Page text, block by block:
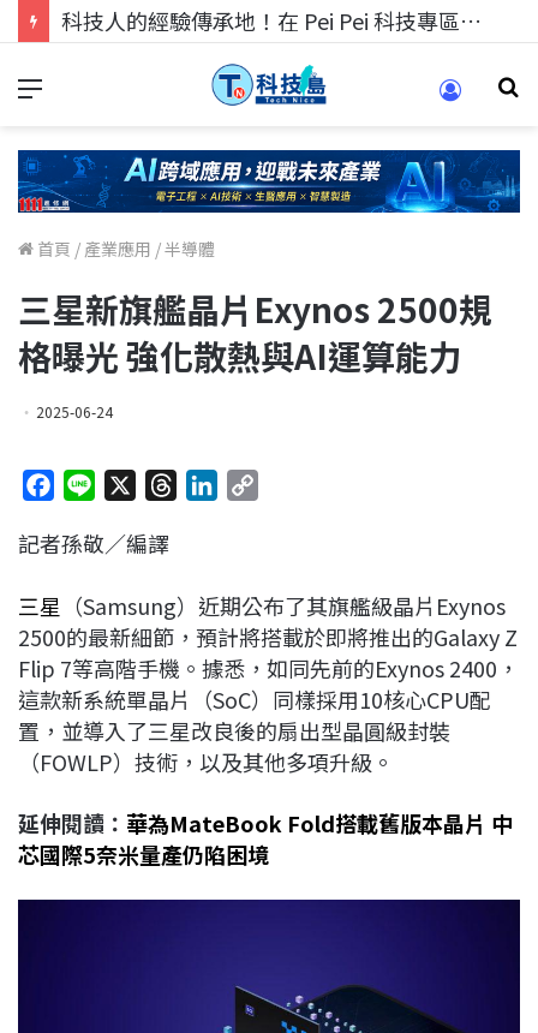
科技人的經驗傳承地！在 Pei Pei 科技專區，與學弟妹交流最硬核的技術
首頁 / 產業應用 /半導體
三星新旗艦晶片Exynos 2500規
格曝光 強化散熱與AI運算能力
2025-06-24
c
b
o
o
k
n
a
d
s
e
d
I
n
L
i
n
記者孫敬／編譯
三星 （Samsung）近期公布了其旗艦級晶片Exynos
2500的最新細節，預計將搭載於即將推出的Galaxy Z
Flip 7等高階手機。據悉，如同先前的Exynos 2400，
這款新系統單晶片（SoC）同樣採用10核心CPU配
置，並導入了三星改良後的扇出型晶圓級封裝
（FOWLP）技術，以及其他多項升級。
延伸閱讀： 華為MateBook Fold搭載舊版本晶片 中
芯國際5奈米量產仍陷困境